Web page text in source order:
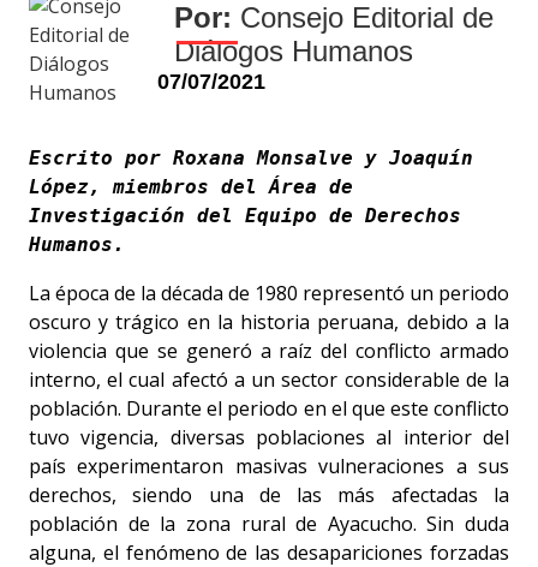
Consejo Editorial de
Diálogos Humanos
Escrito por Roxana Monsalve y Joaquín
López, miembros del Área de
Investigación del Equipo de Derechos
Humanos.
La época de la década de 1980 representó un periodo
oscuro y trágico en la historia peruana, debido a la
violencia que se generó a raíz del conflicto armado
interno, el cual afectó a un sector considerable de la
población. Durante el periodo en el que este conflicto
tuvo vigencia, diversas poblaciones al interior del
país experimentaron masivas vulneraciones a sus
derechos, siendo una de las más afectadas la
población de la zona rural de Ayacucho. Sin duda
alguna, el fenómeno de las desapariciones forzadas
07/07/2021